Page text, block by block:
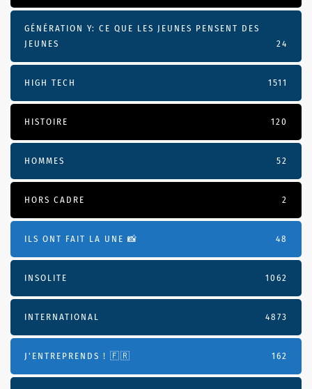
GÉNÉRATION Y: CE QUE LES JEUNES PENSENT DES
JEUNES
24
HIGH TECH 1511
HISTOIRE 120
HOMMES 52
HORS CADRE 2
ILS ONT FAIT LA UNE 📸 48
INSOLITE 1062
INTERNATIONAL 4873
J'ENTREPRENDS ! 🇫🇷 162